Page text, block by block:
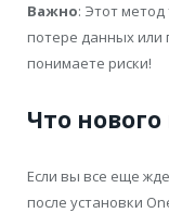
Важно: Этот
потере данных или
понимаете риски!
Что нового
Если вы все еще
после установки